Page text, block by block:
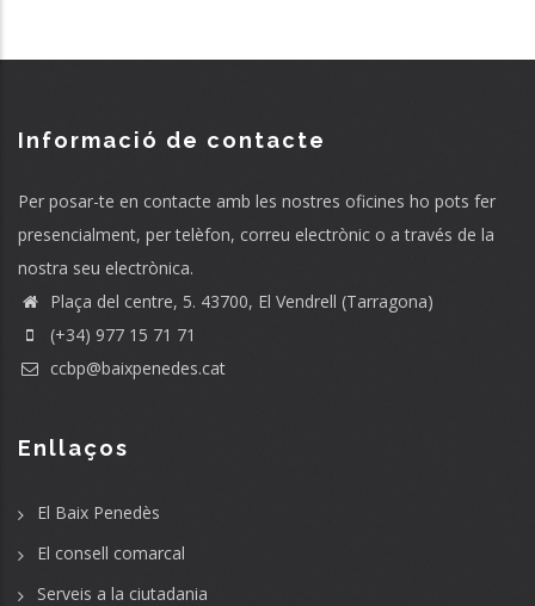
Informació de contacte
Per posar-te en contacte amb les nostres oficines ho pots fer
presencialment, per telèfon, correu electrònic o a través de la
nostra seu electrònica.
Plaça del centre, 5. 43700, El Vendrell (Tarragona)
(+34) 977 15 71 71
ccbp@baixpenedes.cat
Enllaços
El Baix Penedès
El consell comarcal
Serveis a la ciutadania